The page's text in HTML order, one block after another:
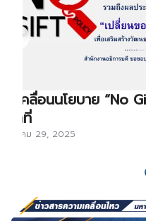
ขับเคลื่อนนโยบาย “No
หน้าที่
ธันวาคม 29, 2025